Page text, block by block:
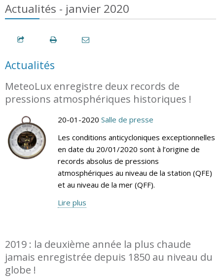
Actualités - janvier 2020
Actualités
MeteoLux enregistre deux records de
pressions atmosphériques historiques !
20-01-2020 Salle de presse
Les conditions anticycloniques exceptionnelles
en date du 20/01/2020 sont à l’origine de
records absolus de pressions
atmosphériques au niveau de la station (QFE)
et au niveau de la mer (QFF).
Lire plus
2019 : la deuxième année la plus chaude
jamais enregistrée depuis 1850 au niveau du
globe !